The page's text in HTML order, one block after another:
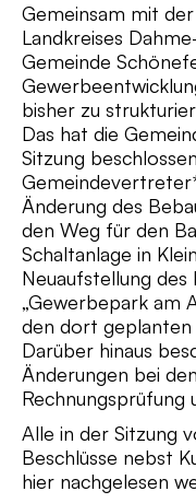
Gemeinsam mit
Landkreises
Gemeinde
bisher zu
Das hat die
Sitzung
Änderung des
den Weg für den
Schaltanlage in
Neuaufstellung des
„Gewerbepark am
den dort geplanten
Darüber hinaus
Änderungen bei
Rechnungsprüfung
Alle in der Sitzung
Beschlüsse nebst
hier nachgelesen